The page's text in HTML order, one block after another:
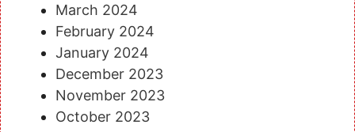
March 2024
February 2024
January 2024
December 2023
November 2023
October 2023